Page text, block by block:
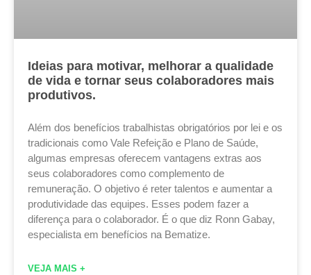
Ideias para motivar, melhorar a qualidade
de vida e tornar seus colaboradores mais
produtivos.
Além dos benefícios trabalhistas obrigatórios por lei e os
tradicionais como Vale Refeição e Plano de Saúde,
algumas empresas oferecem vantagens extras aos
seus colaboradores como complemento de
remuneração. O objetivo é reter talentos e aumentar a
produtividade das equipes. Esses podem fazer a
diferença para o colaborador. É o que diz Ronn Gabay,
especialista em benefícios na Bematize.
VEJA MAIS +